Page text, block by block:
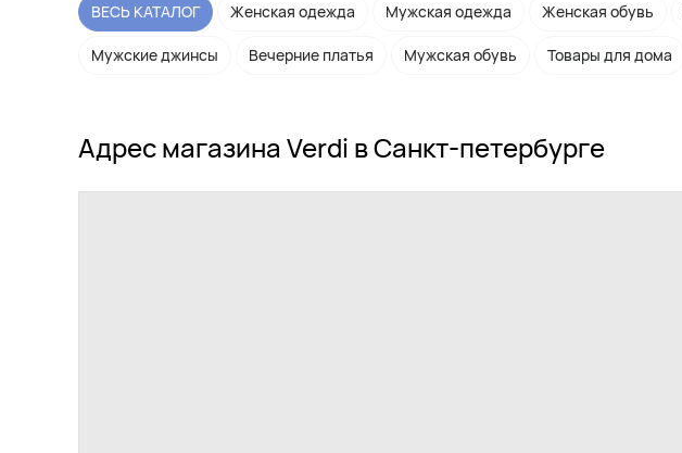
ВЕСЬ КАТАЛОГ Женская одежда Мужская одежда Женская обувь
Мужские джинсы Вечерние платья Мужская обувь Товары для дома
Адрес магазина Verdi в Санкт-петербурге